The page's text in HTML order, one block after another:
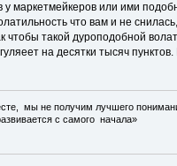
маркетмейкеров или ими
что вам и не
чтобы такой дуроподобной
на десятки тысяч
мы не получим лучшего
с самого начала»